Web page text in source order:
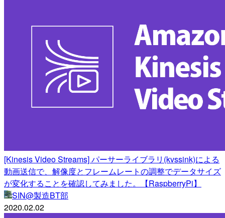
[Kinesis Video Streams] パーサーライブラリ(kvssink)による
動画送信で、解像度とフレームレートの調整でデータサイズ
が変化することを確認してみました。【RaspberryPi】
SIN@製造BT部
2020.02.02